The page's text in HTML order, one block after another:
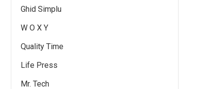
Ghid Simplu
W O X Y
Quality Time
Life Press
Mr. Tech